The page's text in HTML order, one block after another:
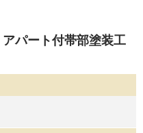
パート付帯部塗装工